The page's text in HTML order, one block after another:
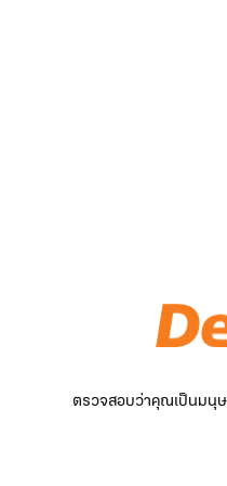
ตรวจสอบว่าคุณเป็นมนุษ